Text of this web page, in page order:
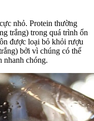
nhỏ. Protein thường
trắng) trong quá trình ổn
được loại bỏ khỏi rượu
bởi vì chúng có thể
nhanh chóng.